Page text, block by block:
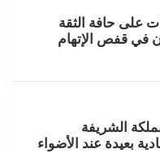
انتخابات على حافة الثقة
في قفص الإتهام
الشريفة
بعيدة عند الأضواء